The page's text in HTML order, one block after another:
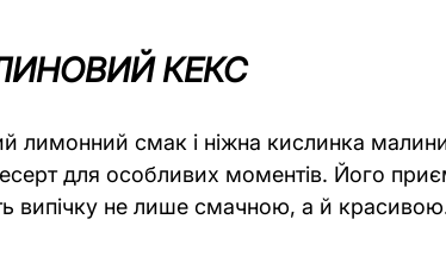
КЕКС
лимонний смак і ніжна кислинка
для особливих моментів. Його
випічку не лише смачною, а й